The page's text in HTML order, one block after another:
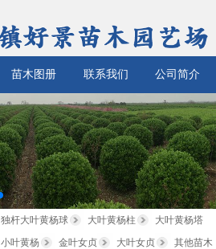
苗木图册 联系我们 公司简介
独杆大叶黄杨球 大叶黄杨柱
大叶黄杨塔
小叶黄杨 金叶女贞 大叶女贞 其他苗木